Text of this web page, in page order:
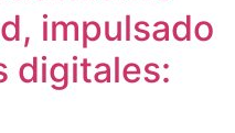
impulsado
digitales: